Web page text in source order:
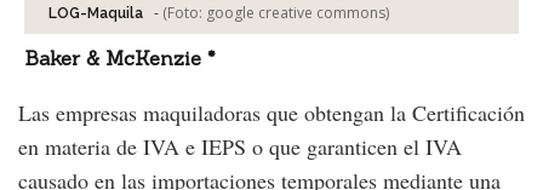
LOG-Maquila - (Foto: google creative commons)
Baker & McKenzie *
Las empresas maquiladoras que obtengan la Certificación
en materia de IVA e IEPS o que garanticen el IVA
causado en las importaciones temporales mediante una